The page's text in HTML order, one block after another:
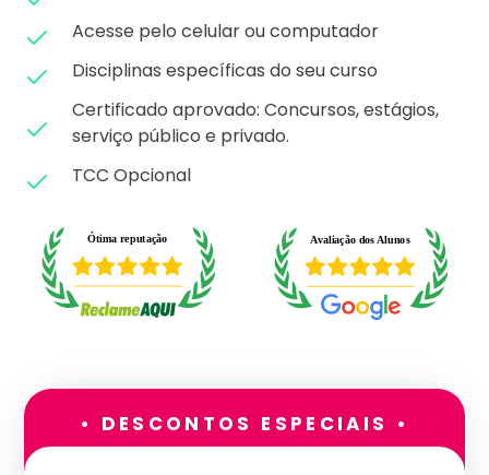
Acesse pelo celular ou computador
Disciplinas específicas do seu curso
Certificado aprovado: Concursos, estágios,
serviço público e privado.
TCC Opcional
• DESCONTOS ESPECIAIS •